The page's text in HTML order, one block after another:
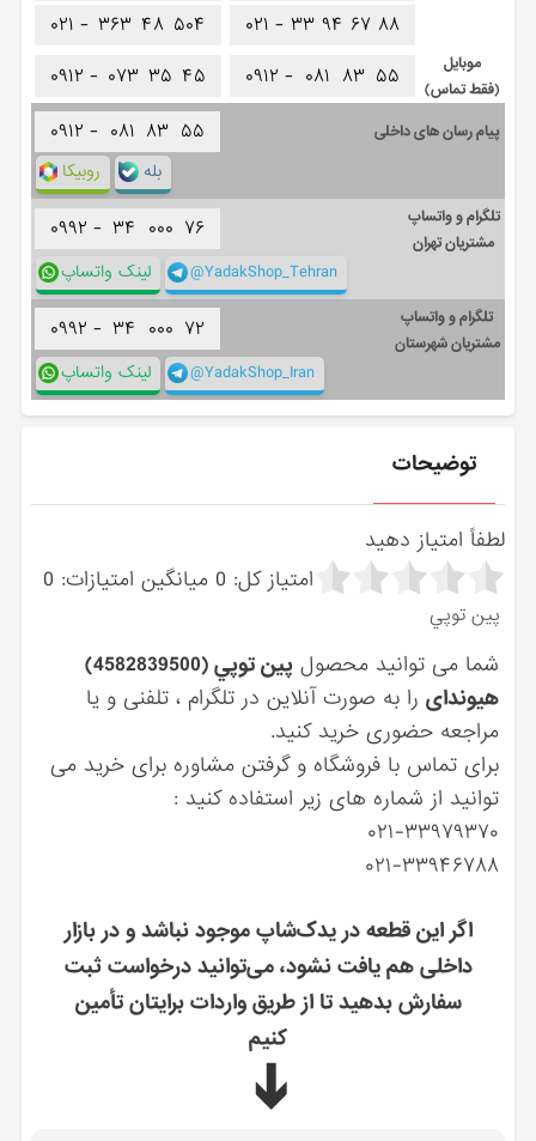
۰۲۱ - ۳۳ ۹۴ ۶۷ ۸۸
۰۲۱ - ۳۶۳ ۴۸ ۵۰۴
موبایل
(فقط تماس)
۰۹۱۲ - ۰۸۱ ۸۳ ۵۵ ۰۹۱۲ - ۰۷۳ ۳۵ ۴۵
پیام رسان های داخلی ۰۹۱۲ - ۰۸۱ ۸۳ ۵۵
روبیکا بله
تلگرام و واتساپ
مشتریان تهران
۰۹۹۲ - ۳۴ ۰۰۰ ۷۶
لینک واتساپ @YadakShop_Tehran
تلگرام و واتساپ
مشتریان شهرستان
۰۹۹۲ - ۳۴ ۰۰۰ ۷۲
لینک واتساپ @YadakShop_Iran
توضیحات
لطفاً امتیاز دهید
امتیاز کل: 0 میانگین امتیازات: 0
پين توپي
شما می توانید محصول
پين توپي (4582839500)
هیوندای را به صورت آنلاین در تلگرام ، تلفنی و یا
مراجعه حضوری خرید کنید.
برای تماس با فروشگاه و گرفتن مشاوره برای خرید می
توانید از شماره های زیر استفاده کنید :
۰۲۱-۳۳۹۷۹۳۷۰
۰۲۱-۳۳۹۴۶۷۸۸
اگر این قطعه در یدک‌شاپ موجود نباشد و در بازار
داخلی هم یافت نشود، می‌توانید درخواست ثبت
سفارش بدهید تا از طریق واردات برایتان تأمین
کنیم
➔